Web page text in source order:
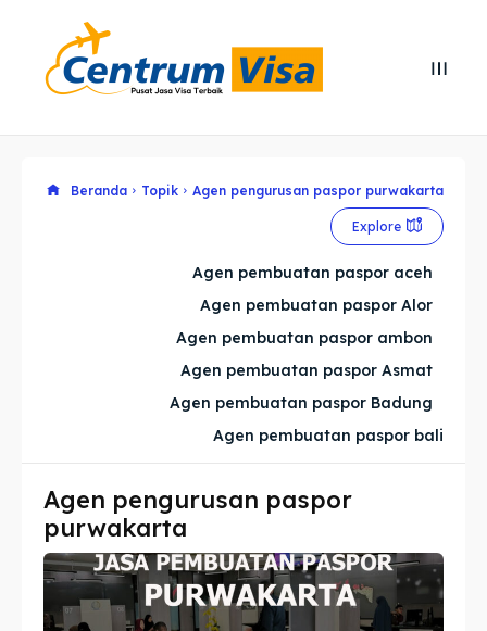
Cari
Cari
Explore our destinations
Imta
Legalisir
Apostille
Explore our destinations
Imta
Legalisir
Apostille
Beranda Topik Agen pengurusan paspor purwakarta
Explore
Agen pembuatan paspor aceh
Agen pembuatan paspor Alor
Agen pembuatan paspor ambon
Agen pembuatan paspor Asmat
Agen pembuatan paspor Badung
Agen pembuatan paspor bali
Agen pengurusan paspor
purwakarta